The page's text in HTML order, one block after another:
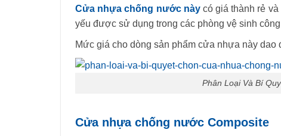
Cửa nhựa chống nước nàycó giá thành rẻ
yếu được sử dụng trong các phòng vệ sinh
Mức giá cho dòng sản phẩm cửa nhựa này dao
Phân Loại Và Bí
Cửa nhựa chống nước Composite